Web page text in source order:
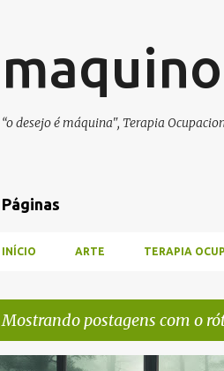
“o desejo é máquina", Terapia
Páginas
INÍCIO ARTE TERAPIA
Mostrando postagens com o